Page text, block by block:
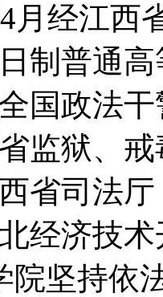
月经江西
制普通
国政法
监狱、
省司法
北经济
持依法